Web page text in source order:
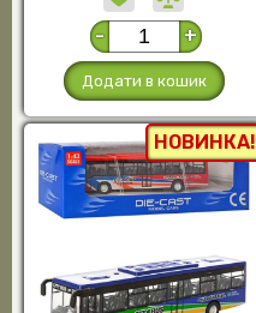
- +
Додати в кошик
НОВИНКА!